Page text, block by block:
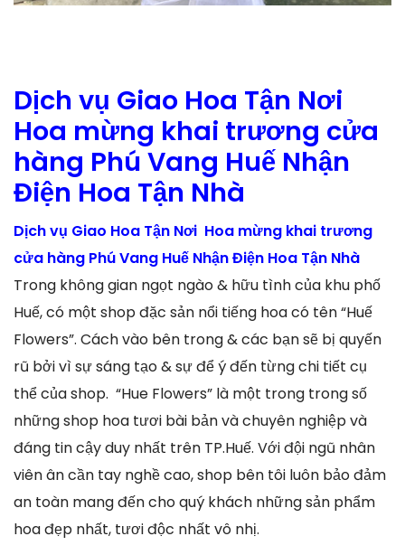
Dịch vụ Giao Hoa Tận Nơi
Hoa mừng khai trương cửa
hàng Phú Vang Huế Nhận
Điện Hoa Tận Nhà
Dịch vụ Giao Hoa Tận Nơi Hoa mừng khai trương
cửa hàng Phú Vang Huế Nhận Điện Hoa Tận Nhà
Trong không gian ngọt ngào & hữu tình của khu phố
Huế, có một shop đặc sản nổi tiếng hoa có tên “Huế
Flowers”. Cách vào bên trong & các bạn sẽ bị quyến
rũ bởi vì sự sáng tạo & sự để ý đến từng chi tiết cụ
thể của shop. “Hue Flowers” là một trong trong số
những shop hoa tươi bài bản và chuyên nghiệp và
đáng tin cậy duy nhất trên TP.Huế. Với đội ngũ nhân
viên ân cần tay nghề cao, shop bên tôi luôn bảo đảm
an toàn mang đến cho quý khách những sản phẩm
hoa đẹp nhất, tươi độc nhất vô nhị.